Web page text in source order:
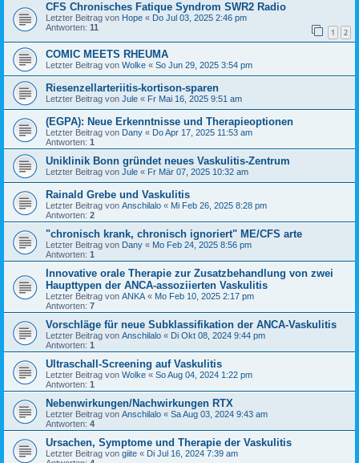
CFS Chronisches Fatique Syndrom SWR2 Radio
Letzter Beitrag von Hope « Do Jul 03, 2025 2:46 pm
Antworten: 11 1 2
COMIC MEETS RHEUMA
Letzter Beitrag von Wolke « So Jun 29, 2025 3:54 pm
Riesenzellarteriitis-kortison-sparen
Letzter Beitrag von Jule « Fr Mai 16, 2025 9:51 am
(EGPA): Neue Erkenntnisse und Therapieoptionen
Letzter Beitrag von Dany « Do Apr 17, 2025 11:53 am
Antworten: 1
Uniklinik Bonn gründet neues Vaskulitis-Zentrum
Letzter Beitrag von Jule « Fr Mär 07, 2025 10:32 am
Rainald Grebe und Vaskulitis
Letzter Beitrag von Anschilalo « Mi Feb 26, 2025 8:28 pm
Antworten: 2
"chronisch krank, chronisch ignoriert" ME/CFS arte
Letzter Beitrag von Dany « Mo Feb 24, 2025 8:56 pm
Antworten: 1
Innovative orale Therapie zur Zusatzbehandlung von zwei
Haupttypen der ANCA-assoziierten Vaskulitis
Letzter Beitrag von ANKA « Mo Feb 10, 2025 2:17 pm
Antworten: 7
Vorschläge für neue Subklassifikation der ANCA-Vaskulitis
Letzter Beitrag von Anschilalo « Di Okt 08, 2024 9:44 pm
Antworten: 1
Ultraschall-Screening auf Vaskulitis
Letzter Beitrag von Wolke « So Aug 04, 2024 1:22 pm
Antworten: 1
Nebenwirkungen/Nachwirkungen RTX
Letzter Beitrag von Anschilalo « Sa Aug 03, 2024 9:43 am
Antworten: 4
Ursachen, Symptome und Therapie der Vaskulitis
Letzter Beitrag von giite « Di Jul 16, 2024 7:39 am